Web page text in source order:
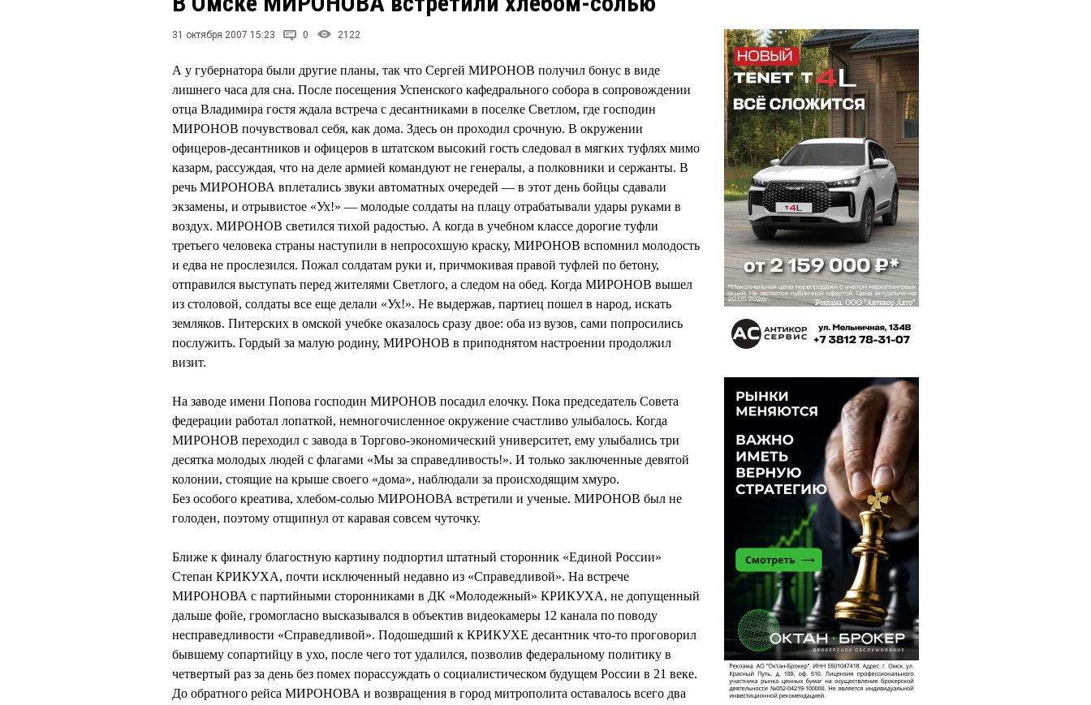
31 октября 2007 15:23 0 2122
А у губернатора были другие планы, так что Сергей МИРОНОВ получил бонус в виде
лишнего часа для сна. После посещения Успенского кафедрального собора в сопровождении
отца Владимира гостя ждала встреча с десантниками в поселке Светлом, где господин
МИРОНОВ почувствовал себя, как дома. Здесь он проходил срочную. В окружении
офицеров-десантников и офицеров в штатском высокий гость следовал в мягких туфлях мимо
казарм, рассуждая, что на деле армией командуют не генералы, а полковники и сержанты. В
речь МИРОНОВА вплетались звуки автоматных очередей — в этот день бойцы сдавали
экзамены, и отрывистое «Ух!» — молодые солдаты на плацу отрабатывали удары руками в
воздух. МИРОНОВ светился тихой радостью. А когда в учебном классе дорогие туфли
третьего человека страны наступили в непросохшую краску, МИРОНОВ вспомнил молодость
и едва не прослезился. Пожал солдатам руки и, причмокивая правой туфлей по бетону,
отправился выступать перед жителями Светлого, а следом на обед. Когда МИРОНОВ вышел
из столовой, солдаты все еще делали «Ух!». Не выдержав, партиец пошел в народ, искать
земляков. Питерских в омской учебке оказалось сразу двое: оба из вузов, сами попросились
послужить. Гордый за малую родину, МИРОНОВ в приподнятом настроении продолжил
визит.
На заводе имени Попова господин МИРОНОВ посадил елочку. Пока председатель Совета
федерации работал лопаткой, немногочисленное окружение счастливо улыбалось. Когда
МИРОНОВ переходил с завода в Торгово-экономический университет, ему улыбались три
десятка молодых людей с флагами «Мы за справедливость!». И только заключенные девятой
колонии, стоящие на крыше своего «дома», наблюдали за происходящим хмуро.
Без особого креатива, хлебом-солью МИРОНОВА встретили и ученые. МИРОНОВ был не
голоден, поэтому отщипнул от каравая совсем чуточку.
Ближе к финалу благостную картину подпортил штатный сторонник «Единой России»
Степан КРИКУХА, почти исключенный недавно из «Справедливой». На встрече
МИРОНОВА с партийными сторонниками в ДК «Молодежный» КРИКУХА, не допущенный
дальше фойе, громогласно высказывался в объектив видеокамеры 12 канала по поводу
несправедливости «Справедливой». Подошедший к КРИКУХЕ десантник что-то проговорил
бывшему сопартийцу в ухо, после чего тот удалился, позволив федеральному политику в
четвертый раз за день без помех порассуждать о социалистическом будущем России в 21 веке.
До обратного рейса МИРОНОВА и возвращения в город митрополита оставалось всего два